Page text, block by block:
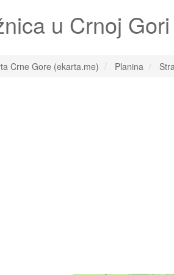
u Crnoj
Crne Gore (ekarta.me) Planina